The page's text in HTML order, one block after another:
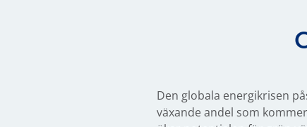
Den globala energikrisen
växande andel som